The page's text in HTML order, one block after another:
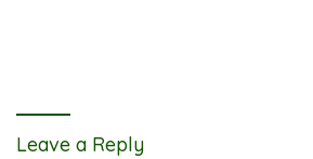
Leave a Reply